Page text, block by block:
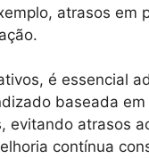
atrasos em
é essencial
baseada
evitando atrasos
contínua